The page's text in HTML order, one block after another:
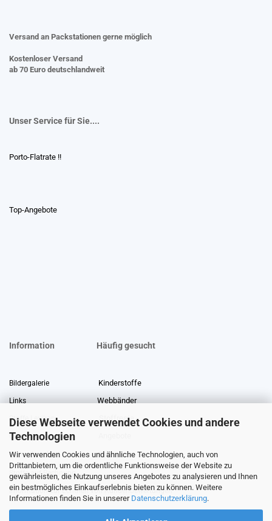
Diese Webseite verwendet Cookies und andere
Technologien
Wir verwenden Cookies und ähnliche Technologien, auch von
Drittanbietern, um die ordentliche Funktionsweise der Website zu
gewährleisten, die Nutzung unseres Angebotes zu analysieren und Ihnen
ein bestmögliches Einkaufserlebnis bieten zu können. Weitere
Informationen finden Sie in unserer Datenschutzerklärung.
Versand an Packstationen gerne möglich
Kostenloser Versand
ab 70 Euro deutschlandweit
Unser Service für Sie....
Porto-Flatrate !!
Top-Angebote
Information Häufig gesucht
Bildergalerie Kinderstoffe
Links Webbänder
Stoffe Lexikon Stoffreste
Über uns
Gewerberabatt Meterware
Stoffe auf Rechnung
Information zur Echtheit von Kundenbewertungen